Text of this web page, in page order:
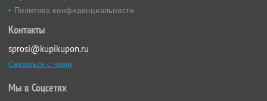
Политика конфиденциальности
Контакты
sprosi@kupikupon.ru
Связаться с нами
Мы в Соцсетях